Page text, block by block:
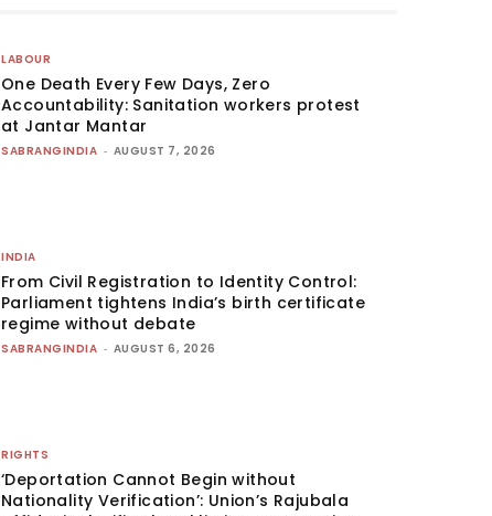
LABOUR
One Death Every Few Days, Zero
Accountability: Sanitation workers protest
at Jantar Mantar
SABRANGINDIA - AUGUST 7, 2026
INDIA
From Civil Registration to Identity Control:
Parliament tightens India’s birth certificate
regime without debate
SABRANGINDIA - AUGUST 6, 2026
RIGHTS
‘Deportation Cannot Begin without
Nationality Verification’: Union’s Rajubala